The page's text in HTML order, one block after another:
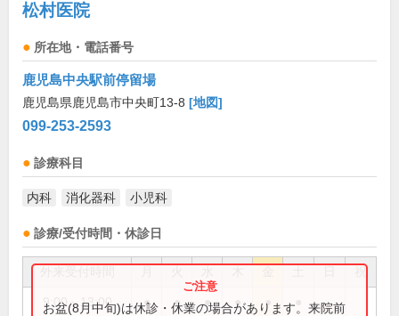
松村医院
所在地・電話番号
鹿児島中央駅前停留場
鹿児島県鹿児島市中央町13-8 [地図]
099-253-2593
診療科目
内科 消化器科 小児科
診療/受付時間・休診日
祝
9:00～13:00 ● ● ● ● ●
お盆(8月中旬)は休診・休業の場合があります。来院前